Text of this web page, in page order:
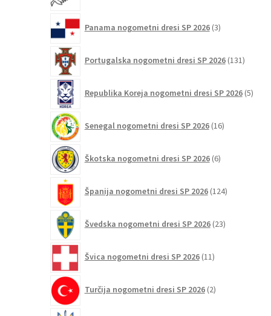
Panama nogometni dresi SP 2026 3izdelki
Portugalska nogometni dresi SP 2026 131
Republika Koreja nogometni dresi SP 2026 5
Senegal nogometni dresi SP 2026 16izdelkov
Škotska nogometni dresi SP 2026 6izdelkov
Španija nogometni dresi SP 2026 124izdelkov
Švedska nogometni dresi SP 2026 23izdelkov
Švica nogometni dresi SP 2026 11izdelkov
Turčija nogometni dresi SP 2026 2izdelka